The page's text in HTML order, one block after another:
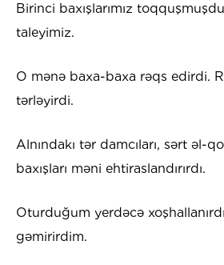
Birinci baxışlarımız
taleyimiz.
O mənə baxa-baxa rəqs edirdi.
tərləyirdi.
Alnındakı tər damcıları, sərt əl-
baxışları məni ehtiraslandırırdı.
Oturduğum yerdəcə
gəmirirdim.